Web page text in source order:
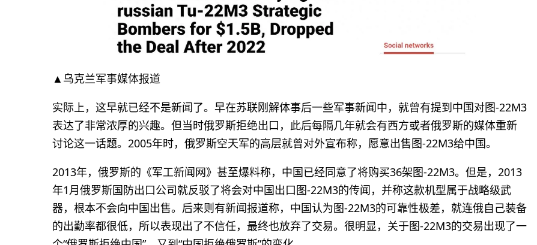
▲乌克兰军事媒体报道
实际上，这早就已经不是新闻了。早在苏联刚解体事后一些军事新闻中，就曾有提到中国对图-22M3
表达了非常浓厚的兴趣。但当时俄罗斯拒绝出口，此后每隔几年就会有西方或者俄罗斯的媒体重新
讨论这一话题。2005年时，俄罗斯空天军的高层就曾对外宣布称，愿意出售图-22M3给中国。
2013年，俄罗斯的《军工新闻网》甚至爆料称，中国已经同意了将购买36架图-22M3。但是，2013
年1月俄罗斯国防出口公司就反驳了将会对中国出口图-22M3的传闻，并称这款机型属于战略级武
器，根本不会向中国出售。后来则有新闻报道称，中国认为图-22M3的可靠性极差，就连俄自己装备
的出勤率都很低，所以表现出了不信任，最终也放弃了交易。很明显，关于图-22M3的交易出现了一